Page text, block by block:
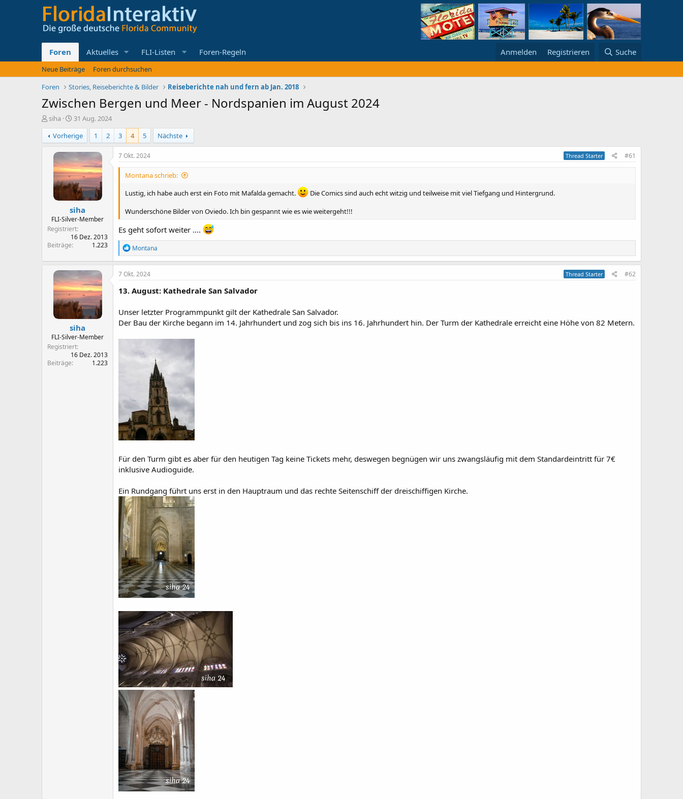
Foren Aktuelles FLI-Listen Foren-Regeln Anmelden Registrieren Suche
Neue Beiträge
Foren durchsuchen
Foren
Stories, Reiseberichte & Bilder Reiseberichte nah und fern ab Jan. 2018
Zwischen Bergen und Meer - Nordspanien im August 2024
E
r
s
t
siha
E
r
s
t
e
l
l
t
a
m
31 Aug. 2024
Vorherige
1 2 3 4 5 Nächste
siha
FLI-Silver-Member
Registriert
16 Dez. 2013
Beiträge
1.223
7 Okt. 2024 Thread Starter #61
Montana schrieb:
Lustig, ich habe auch erst ein Foto mit Mafalda gemacht.
Die Comics sind auch echt witzig und teilweise mit viel Tiefgang und Hintergrund.
Wunderschöne Bilder von Oviedo. Ich bin gespannt wie es wie weitergeht!!!
Es geht sofort weiter ....
R
e
a
k
i
o
e
n
Montana
siha
FLI-Silver-Member
Registriert
16 Dez. 2013
Beiträge
1.223
7 Okt. 2024 Thread Starter #62
13. August: Kathedrale San Salvador
Unser letzter Programmpunkt gilt der Kathedrale San Salvador.
Der Bau der Kirche begann im 14. Jahrhundert und zog sich bis ins 16. Jahrhundert hin. Der Turm der Kathedrale erreicht eine Höhe von 82 Metern.
Für den Turm gibt es aber für den heutigen Tag keine Tickets mehr, deswegen begnügen wir uns zwangsläufig mit dem Standardeintritt für 7€
inklusive Audioguide.
Ein Rundgang führt uns erst in den Hauptraum und das rechte Seitenschiff der dreischiffigen Kirche.